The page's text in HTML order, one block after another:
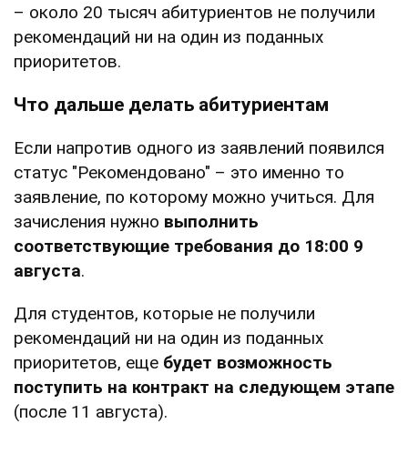
– около 20 тысяч абитуриентов не получили
рекомендаций ни на один из поданных
приоритетов.
Что дальше делать абитуриентам
Если напротив одного из заявлений появился
статус "Рекомендовано" – это именно то
заявление, по которому можно учиться. Для
зачисления нужно выполнить
соответствующие требования до 18:00 9
августа.
Для студентов, которые не получили
рекомендаций ни на один из поданных
приоритетов, еще будет возможность
поступить на контракт на следующем этапе
(после 11 августа).